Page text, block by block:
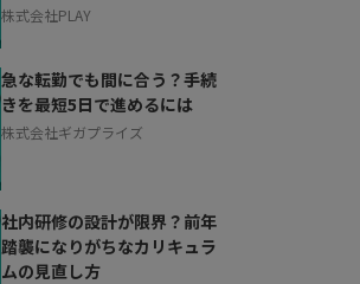
株式会社PLAY
急な転勤でも間に合う？手続
きを最短5日で進めるには
株式会社ギガプライズ
社内研修の設計が限界？前年
踏襲になりがちなカリキュラ
ムの見直し方